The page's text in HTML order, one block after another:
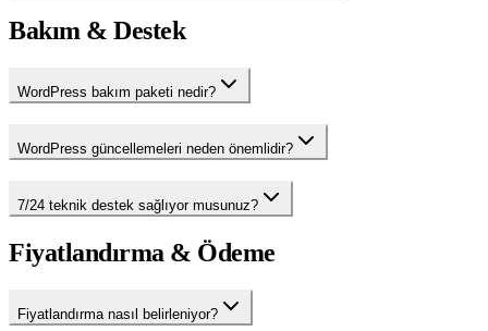
Bakım & Destek
WordPress bakım paketi nedir?
WordPress güncellemeleri neden önemlidir?
7/24 teknik destek sağlıyor musunuz?
Fiyatlandırma & Ödeme
Fiyatlandırma nasıl belirleniyor?